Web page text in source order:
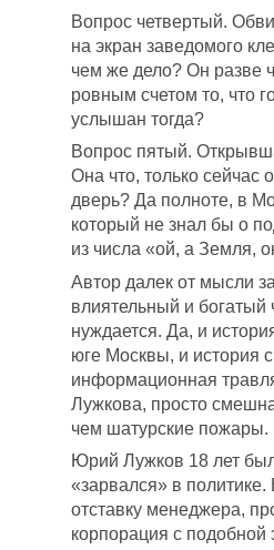
Вопрос четвертый.
на экран заведомого
чем же дело? Он разве
ровным счетом то, что
услышан тогда?
Вопрос пятый.
Она что, только сейчас
дверь? Да полноте, в
который не знал бы о
из числа «ой, а Земля,
Автор далек от мысли
влиятельный и богатый
нуждается. Да, и
юге Москвы, и история
информационная
Лужкова, просто
чем шатурские пожары.
Юрий Лужков 18 лет
«зарвался» в
отставку менеджера,
корпорация с подобной